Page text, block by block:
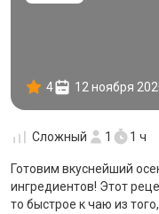
4 12 ноября
Сложный 1 1 ч
Готовим вкуснейший
ингредиентов! Этот
то быстрое к чаю из